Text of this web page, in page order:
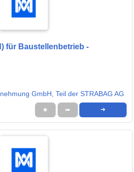
für Baustellenbetrieb -
GmbH, Teil der STRABAG AG
★ ➦ ➜